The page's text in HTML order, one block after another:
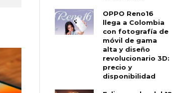
OPPO Reno16
llega a Colombia
con fotografía de
móvil de gama
alta y diseño
revolucionario 3D:
precio y
disponibilidad